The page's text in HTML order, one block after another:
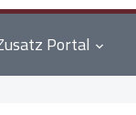
Portal